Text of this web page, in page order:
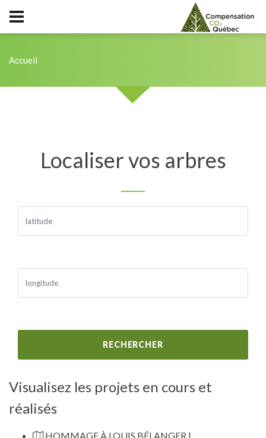
Accueil
Localiser vos arbres
RECHERCHER
Visualisez les projets en cours et
réalisés
HOMMAGE À LOUIS BÉLANGER |